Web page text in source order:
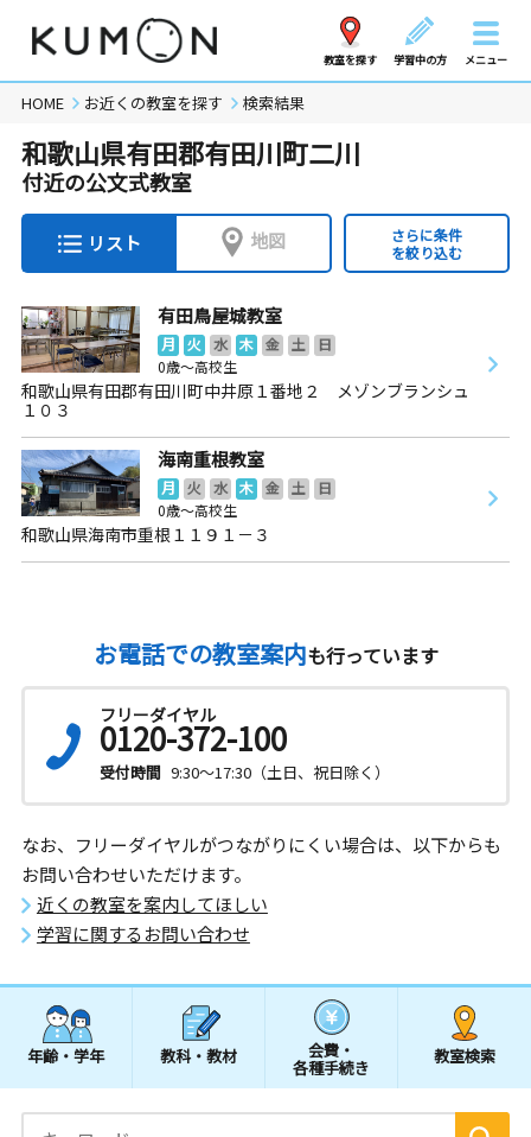
教室を探す 学習中の方 メニュー
HOME お近くの教室を探す 検索結果
和歌山県有田郡有田川町二川
付近の公文式教室
リスト 地図
さらに条件
を絞り込む
有田鳥屋城教室
月 火 水 木 金 土
日
0歳～高校生
和歌山県有田郡有田川町中井原１番地２ メゾンブランシュ
１０３
海南重根教室
月 火 水 木 金 土
日
0歳～高校生
和歌山県海南市重根１１９１－３
お電話での教室案内も行っています
フリーダイヤル
0120-372-100
受付時間 9:30～17:30（土日、祝日除く）
なお、フリーダイヤルがつながりにくい場合は、以下からも
お問い合わせいただけます。
近くの教室を案内してほしい
学習に関するお問い合わせ
年齢・学年 教科・教材 会費・
各種手続き
教室検索